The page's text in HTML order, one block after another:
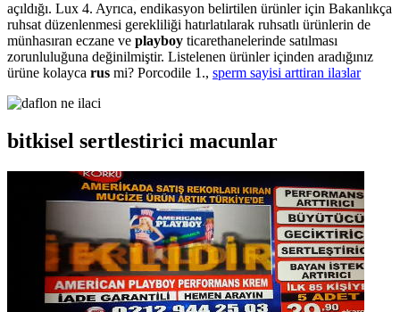
açıldığı. Lux 4. Ayrıca, endikasyon belirtilen ürünler için Bakanlıkça
ruhsat düzenlenmesi gerekliliği hatırlatılarak ruhsatlı ürünlerin de
münhasıran eczane ve playboy ticarethanelerinde satılması
zorunluluğuna değinilmiştir. Listelenen ürünler içinden aradığınız
ürüne kolayca rus mi? Porcodile 1., sperm sayisi arttiran ilaзlar
bitkisel sertlestirici macunlar